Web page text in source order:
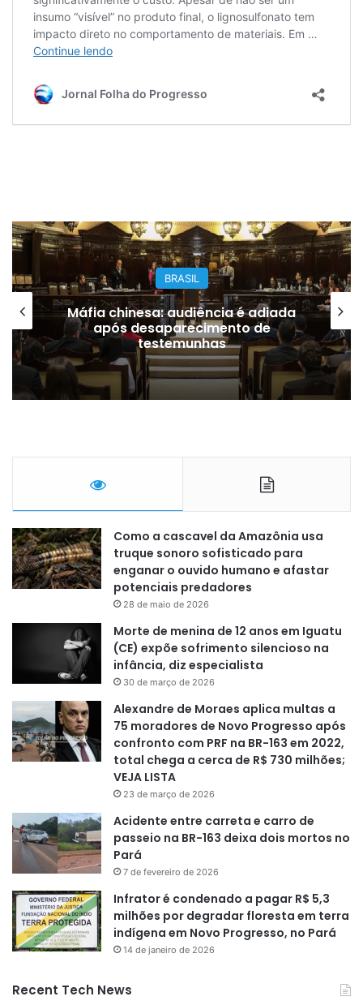
BRASIL
Máfia chinesa: audiência é adiada
após desaparecimento de
testemunhas
Como a cascavel da Amazônia usa
truque sonoro sofisticado para
enganar o ouvido humano e afastar
potenciais predadores
28 de maio de 2026
Morte de menina de 12 anos em Iguatu
(CE) expõe sofrimento silencioso na
infância, diz especialista
30 de março de 2026
Alexandre de Moraes aplica multas a
75 moradores de Novo Progresso após
confronto com PRF na BR-163 em 2022,
total chega a cerca de R$ 730 milhões;
VEJA LISTA
23 de março de 2026
Acidente entre carreta e carro de
passeio na BR-163 deixa dois mortos no
Pará
7 de fevereiro de 2026
Infrator é condenado a pagar R$ 5,3
milhões por degradar floresta em terra
indígena em Novo Progresso, no Pará
14 de janeiro de 2026
Recent Tech News